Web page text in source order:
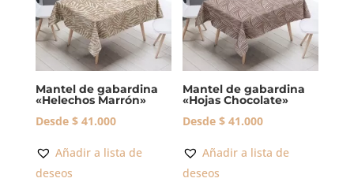
Mantel de gabardina
«Helechos Marrón»
Desde $41.000
Añadir a lista de
deseos
Mantel de gabardina
«Hojas Chocolate»
Desde $ 41.000
Añadir a lista de
deseos